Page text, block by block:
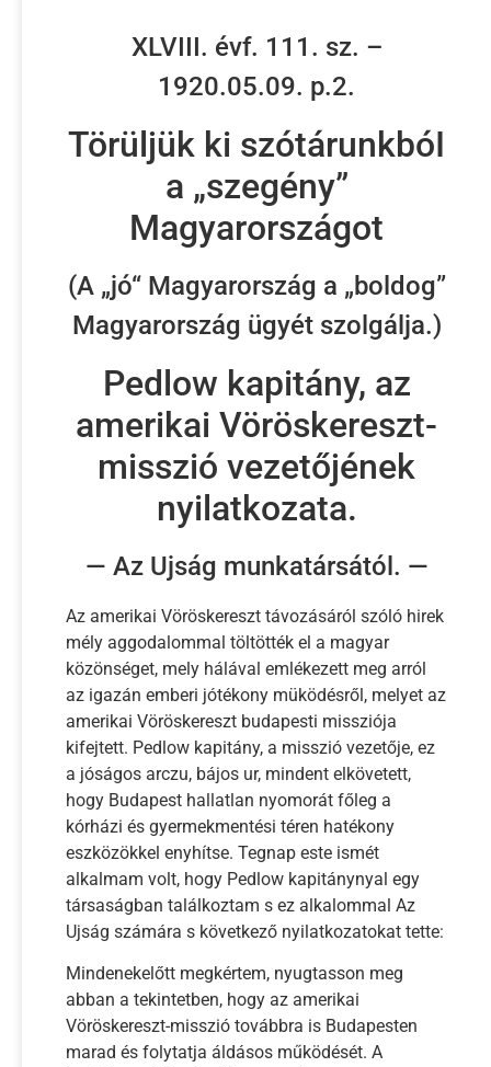
XLVIII. évf. 111. sz. –
1920.05.09. p.2.
Törüljük ki szótárunkbóI
a „szegény”
Magyarországot
(A „jó“ Magyarország a „boldog”
Magyarország ügyét szolgálja.)
Pedlow kapitány, az
amerikai Vöröskereszt-
misszió vezetőjének
nyilatkozata.
— Az Ujság munkatársától. —
Az amerikai Vöröskereszt távozásáról szóló hirek
mély aggodalommal töltötték el a magyar
közönséget, mely hálával emlékezett meg arról
az igazán emberi jótékony müködésről, melyet az
amerikai Vöröskereszt budapesti missziója
kifejtett. Pedlow kapitány, a misszió vezetője, ez
a jóságos arczu, bájos ur, mindent elkövetett,
hogy Budapest hallatlan nyomorát főleg a
kórházi és gyermekmentési téren hatékony
eszközökkel enyhítse. Tegnap este ismét
alkalmam volt, hogy Pedlow kapitánynyal egy
társaságban találkoztam s ez alkalommal Az
Ujság számára s következő nyilatkozatokat tette:
Mindenekelőtt megkértem, nyugtasson meg
abban a tekintetben, hogy az amerikai
Vöröskereszt-misszió továbbra is Budapesten
marad és folytatja áldásos működését. A